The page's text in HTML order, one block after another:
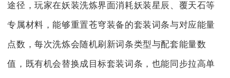
途径，玩家在妖装洗炼界面消耗妖装星辰、覆天石等
专属材料，能够重置苍穹装备的套装词条与对应能量
点数，每次洗炼会随机刷新词条类型与配套能量数
值，既有机会替换成目标套装词条，也能同步拉高单